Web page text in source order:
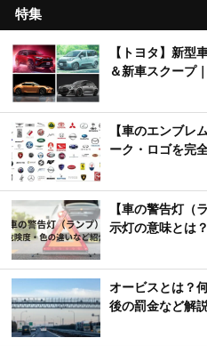
特集
【トヨタ】新型
＆新車スクープ
【車のエンブレ
ーク・ロゴを完
【車の警告灯（
示灯の意味とは？
オービスとは？
後の罰金など解